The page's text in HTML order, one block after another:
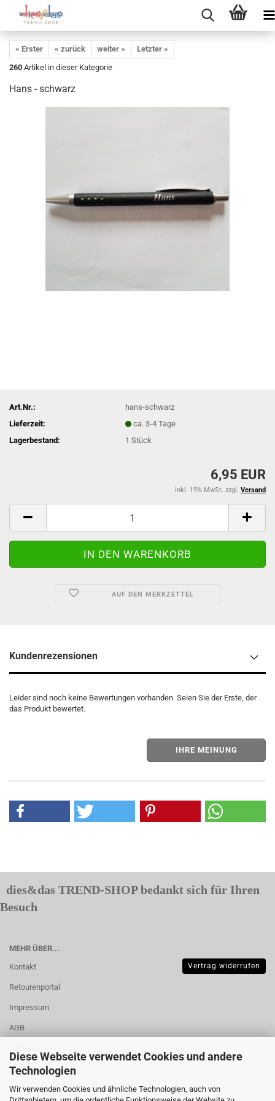
Diese Webseite verwendet Cookies und andere
Technologien
Wir verwenden Cookies und ähnliche Technologien, auch von
« Erster « zurück weiter »
Letzter »
260 Artikel in dieser Kategorie
Hans - schwarz
Art.Nr.:
hans-schwarz
Lieferzeit:
ca. 3-4 Tage
Lagerbestand:
1Stück
6,95 EUR
inkl. 19% MwSt. zzgl. Versand
AUF DEN MERKZETTEL
Kundenrezensionen
Leider sind noch keine Bewertungen vorhanden. Seien Sie der Erste, der
das Produkt bewertet.
IHRE MEINUNG
dies&das TREND-SHOP bedankt sich für Ihren
Besuch
MEHR ÜBER...
Kontakt
Retourenportal
Impressum
AGB
Muster-
Widerrufsformular
Vertrag widerrufen